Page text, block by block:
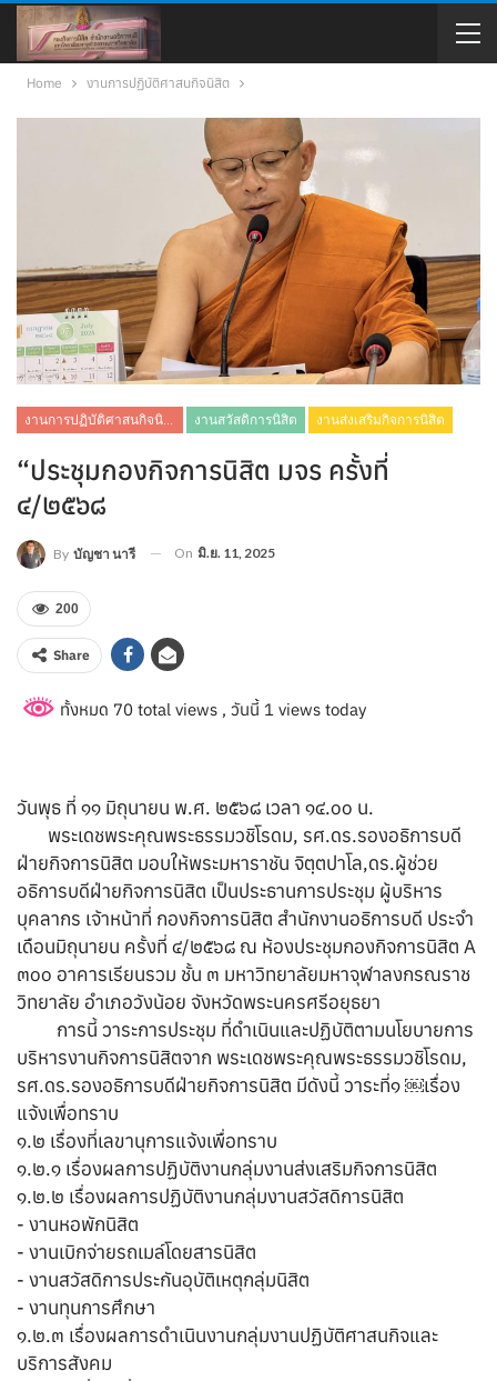
Home งานการปฏิบัติศาสนกิจนิสิต
งานสวัสดิการนิสิต งานส่งเสริมกิจการนิสิต
“ประชุมกองกิจการนิสิต มจร ครั้งที่
๔/๒๕๖๘
By บัญชา นารี On มิ.ย. 11, 2025
200
Share
ทั้งหมด 70 total views , วันนี้ 1 views today
วันพุธ ที่ ๑๑ มิถุนายน พ.ศ. ๒๕๖๘ เวลา ๑๔.๐๐ น.
พระเดชพระคุณพระธรรมวชิโรดม, รศ.ดร.รองอธิการบดี
ฝ่ายกิจการนิสิต มอบให้พระมหาราชัน จิตฺตปาโล,ดร.ผู้ช่วย
อธิการบดีฝ่ายกิจการนิสิต เป็นประธานการประชุม ผู้บริหาร
บุคลากร เจ้าหน้าที่ กองกิจการนิสิต สำนักงานอธิการบดี ประจำ
เดือนมิถุนายน ครั้งที่ ๔/๒๕๖๘ ณ ห้องประชุมกองกิจการนิสิต A
๓๐๐ อาคารเรียนรวม ชั้น ๓ มหาวิทยาลัยมหาจุฬาลงกรณราช
วิทยาลัย อำเภอวังน้อย จังหวัดพระนครศรีอยุธยา
การนี้ วาระการประชุม ที่ดำเนินและปฏิบัติตามนโยบายการ
บริหารงานกิจการนิสิตจาก พระเดชพระคุณพระธรรมวชิโรดม,
รศ.ดร.รองอธิการบดีฝ่ายกิจการนิสิต มีดังนี้ วาระที่​๑​ ￼เรื่อง
แจ้งเพื่อทราบ ​
๑.๒​ เรื่องที่เลขานุการแจ้งเพื่อทราบ
​​๑.๒.๑ เรื่อง​ผลการปฏิบัติงานกลุ่มงานส่งเสริมกิจการนิสิต
​​๑.๒.๒ เรื่อง​ผลการปฏิบัติงานกลุ่มงานสวัสดิการนิสิต
​​​- งานหอพักนิสิต
​​​- งานเบิกจ่ายรถเมล์โดยสารนิสิต
​​​- งานสวัสดิการประกันอุบัติเหตุกลุ่มนิสิต
​​​- งานทุนการศึกษา
​​๑.๒.๓ เรื่อง​ผลการดำเนินงานกลุ่มงานปฏิบัติศาสนกิจและ
บริการสังคม